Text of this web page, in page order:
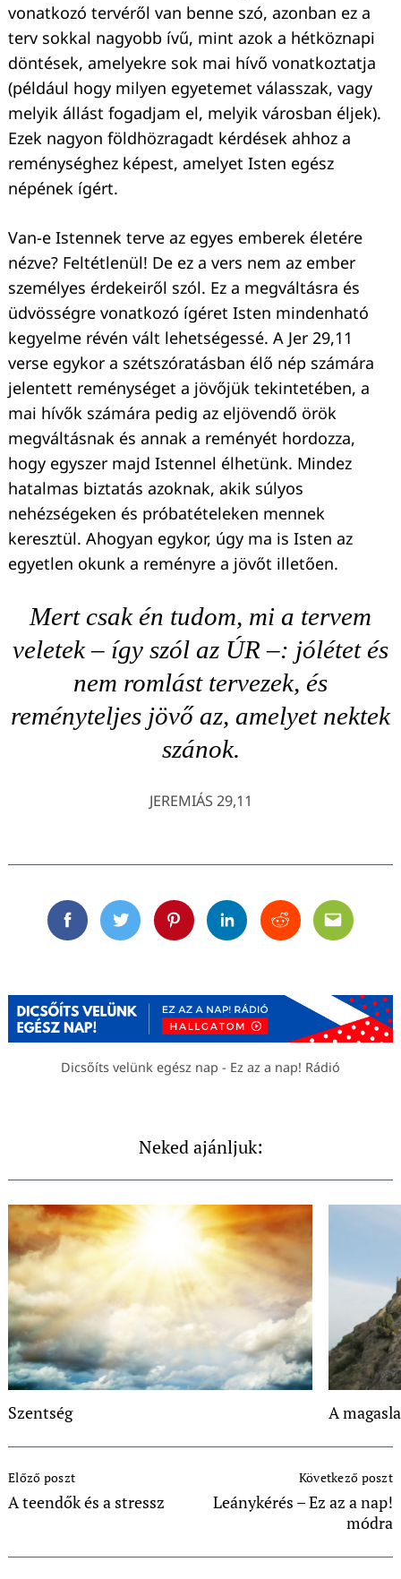
vonatkozó tervéről van benne szó, azonban ez a
terv sokkal nagyobb ívű, mint azok a hétköznapi
döntések, amelyekre sok mai hívő vonatkoztatja
(például hogy milyen egyetemet válasszak, vagy
melyik állást fogadjam el, melyik városban éljek).
Ezek nagyon földhözragadt kérdések ahhoz a
reménységhez képest, amelyet Isten egész
népének ígért.
Van-e Istennek terve az egyes emberek életére
nézve? Feltétlenül! De ez a vers nem az ember
személyes érdekeiről szól. Ez a megváltásra és
üdvösségre vonatkozó ígéret Isten mindenható
kegyelme révén vált lehetségessé. A Jer 29,11
verse egykor a szétszóratásban élő nép számára
jelentett reménységet a jövőjük tekintetében, a
mai hívők számára pedig az eljövendő örök
megváltásnak és annak a reményét hordozza,
hogy egyszer majd Istennel élhetünk. Mindez
hatalmas biztatás azoknak, akik súlyos
nehézségeken és próbatételeken mennek
keresztül. Ahogyan egykor, úgy ma is Isten az
egyetlen okunk a reményre a jövőt illetően.
Mert csak én tudom, mi a tervem
veletek – így szól az ÚR –: jólétet és
nem romlást tervezek, és
reményteljes jövő az, amelyet nektek
szánok.
JEREMIÁS 29,11
FacebookTwitterPinterestLinkedinRedditEmail
Dicsőíts velünk egész nap - Ez az a nap! Rádió
Neked ajánljuk:
Szentség A
Navigation
Előző poszt
A teendők és a stressz
Következő poszt
Leánykérés – Ez az a nap!
módra